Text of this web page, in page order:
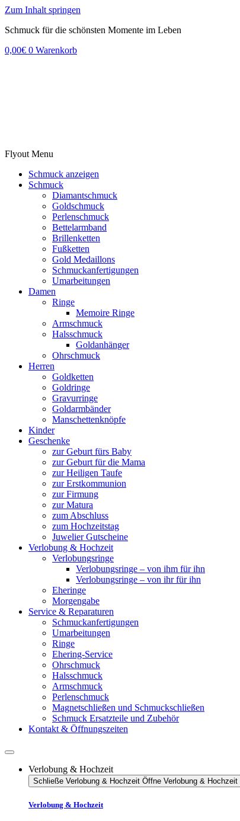
Zum Inhalt springen
Schmuck für die schönsten Momente im Leben
0,00€ 0 Warenkorb
Flyout Menu
Schmuck anzeigen
Schmuck
Diamantschmuck
Goldschmuck
Perlenschmuck
Bettelarmband
Brillenketten
Fußketten
Gold Medaillons
Schmuckanfertigungen
Umarbeitungen
Damen
Ringe
Memoire Ringe
Armschmuck
Halsschmuck
Goldanhänger
Ohrschmuck
Herren
Goldketten
Goldringe
Gravurringe
Goldarmbänder
Manschettenknöpfe
Kinder
Geschenke
zur Geburt fürs Baby
zur Geburt für die Mama
zur Heiligen Taufe
zur Erstkommunion
zur Firmung
zur Matura
zum Abschluss
zum Hochzeitstag
Juwelier Gutscheine
Verlobung & Hochzeit
Verlobungsringe
Verlobungsringe – von ihm für ihn
Verlobungsringe – von ihr für ihn
Eheringe
Morgengabe
Service & Reparaturen
Schmuckanfertigungen
Umarbeitungen
Ringe
Ehering-Service
Ohrschmuck
Halsschmuck
Armschmuck
Perlenschmuck
Magnetschließen und Schmuckschließen
Schmuck Ersatzteile und Zubehör
Kontakt & Öffnungszeiten
Verlobung & Hochzeit
Schließe Verlobung & Hochzeit Öffne Verlobung & Hochzeit
Verlobung & Hochzeit